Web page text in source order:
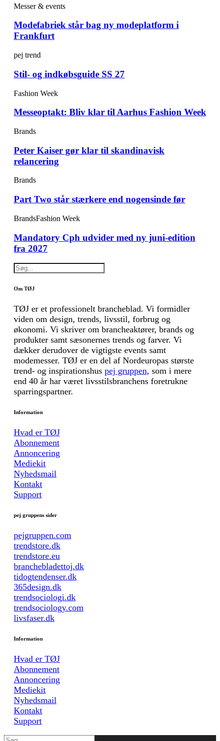
Messer & events
Modefabriek står bag ny modeplatform i
Frankfurt
pej trend
Stil- og indkøbsguide SS 27
Fashion Week
Messeoptakt: Bliv klar til Aarhus Fashion Week
Brands
Peter Kaiser gør klar til skandinavisk
relancering
Brands
Part Two står stærkere end nogensinde før
BrandsFashion Week
Mandatory Cph udvider med ny juni-edition
fra 2027
Om TØJ
TØJ er et professionelt brancheblad. Vi formidler
viden om design, trends, livsstil, forbrug og
økonomi. Vi skriver om brancheaktører, brands og
produkter samt sæsonernes trends og farver. Vi
dækker derudover de vigtigste events samt
modemesser. TØJ er en del af Nordeuropas største
trend- og inspirationshus pej gruppen, som i mere
end 40 år har været livsstilsbranchens foretrukne
sparringspartner.
Information
Hvad er TØJ
Abonnement
Annoncering
Mediekit
Nyhedsmail
Kontakt
Support
pej gruppens sider
pejgruppen.com
trendstore.dk
trendstore.eu
branchebladettoj.dk
tidogtendenser.dk
365design.dk
trendsociologi.dk
trendsociology.com
livsfaser.dk
Information
Hvad er TØJ
Abonnement
Annoncering
Mediekit
Nyhedsmail
Kontakt
Support